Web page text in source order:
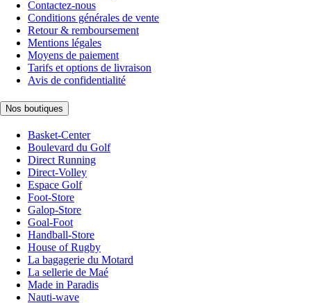
Contactez-nous
Conditions générales de vente
Retour & remboursement
Mentions légales
Moyens de paiement
Tarifs et options de livraison
Avis de confidentialité
Nos boutiques
Basket-Center
Boulevard du Golf
Direct Running
Direct-Volley
Espace Golf
Foot-Store
Galop-Store
Goal-Foot
Handball-Store
House of Rugby
La bagagerie du Motard
La sellerie de Maé
Made in Paradis
Nauti-wave